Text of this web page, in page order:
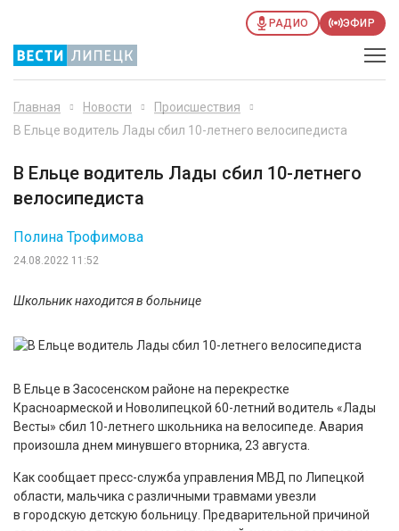
РАДИО ЭФИР
Главная Новости
Происшествия
В Ельце водитель Лады сбил 10-летнего велосипедиста
В Ельце водитель Лады сбил 10-летнего
велосипедиста
24.08.2022 11:52
Полина Трофимова
Школьник находится в больнице
В Ельце в Засосенском районе на перекрестке
Красноармеской и Новолипецкой 60-летний водитель «Лады
Весты» сбил 10-летнего школьника на велосипеде. Авария
произошла днем минувшего вторника, 23 августа.
Как сообщает пресс-служба управления МВД по Липецкой
области, мальчика с различными травмами увезли
в городскую детскую больницу. Предварительной причиной